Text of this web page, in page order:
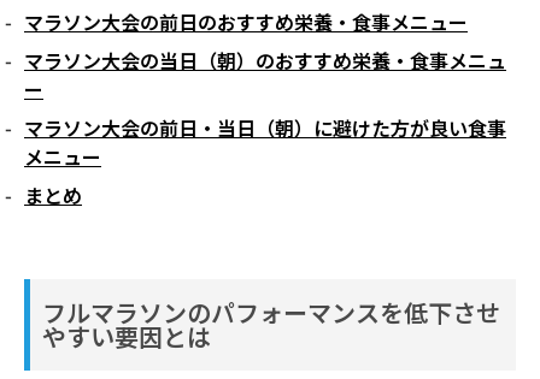
マラソン大会の前日のおすすめ栄養・食事メニュー
マラソン大会の当日（朝）のおすすめ栄養・食事メニュ
ー
マラソン大会の前日・当日（朝）に避けた方が良い食事
メニュー
まとめ
フルマラソンのパフォーマンスを低下させ
やすい要因とは